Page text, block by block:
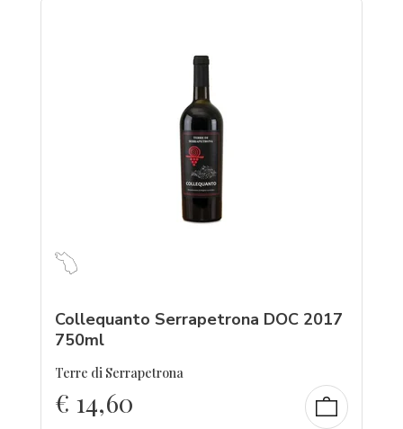
Collequanto Serrapetrona DOC 2017
750ml
Terre di Serrapetrona
€ 14,60